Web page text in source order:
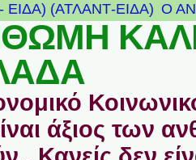
ΕΙΔΑ) (ΑΤΛΑΝΤ-ΕΙΔΑ) Ο
άξιος των